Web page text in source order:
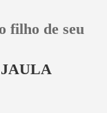
filho de seu